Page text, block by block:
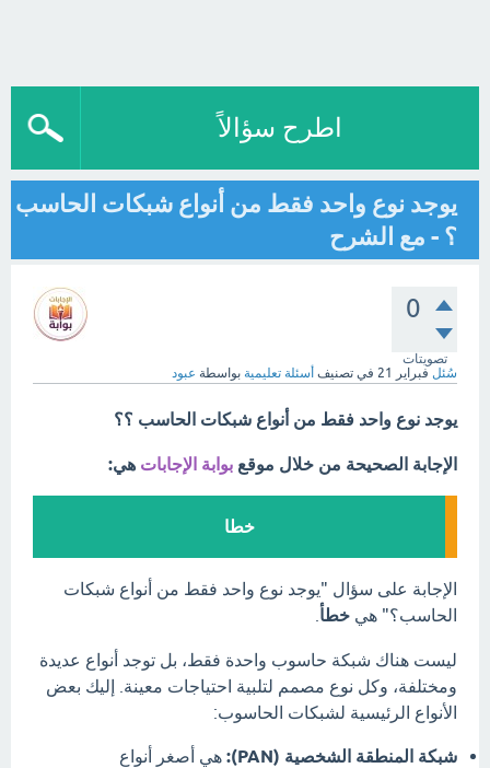
اطرح سؤالاً
يوجد نوع واحد فقط من أنواع شبكات الحاسب
؟ - مع الشرح
0
تصويتات
سُئل فبراير 21 في تصنيف أسئلة تعليمية بواسطة عبود
يوجد نوع واحد فقط من أنواع شبكات الحاسب ؟؟
الإجابة الصحيحة من خلال موقع بوابة الإجابات هي:
خطا
الإجابة على سؤال "يوجد نوع واحد فقط من أنواع شبكات
الحاسب؟" هي خطأ
ليست هناك شبكة حاسوب واحدة فقط، بل توجد أنواع عديدة
ومختلفة، وكل نوع مصمم لتلبية احتياجات معينة. إليك بعض
الأنواع الرئيسية لشبكات الحاسوب:
شبكة المنطقة الشخصية (PAN):
هي أصغر أنواع